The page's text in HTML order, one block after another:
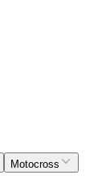
Motocross